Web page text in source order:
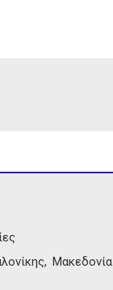
Μακεδονία